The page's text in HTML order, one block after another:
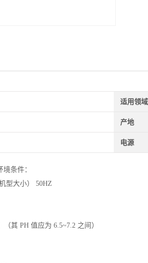
适用领域
产地
电源
境条件：
型大小） 50HZ
其 PH 值应为 6.5~7.2 之间）